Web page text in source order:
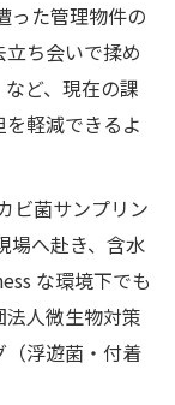
った管理物件の
ち会いで揉め
ど、現在の課
軽減できるよ
ビ菌サンプリン
場へ赴き、含水
な環境下でも
人微生物対策
浮遊菌・付着